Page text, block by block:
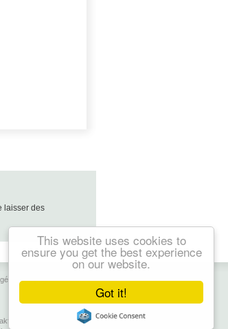
Got it!
This website uses cookies to
ensure you get the best experience
on our website.
laisser des
vos pages•Contact
charming hotels and